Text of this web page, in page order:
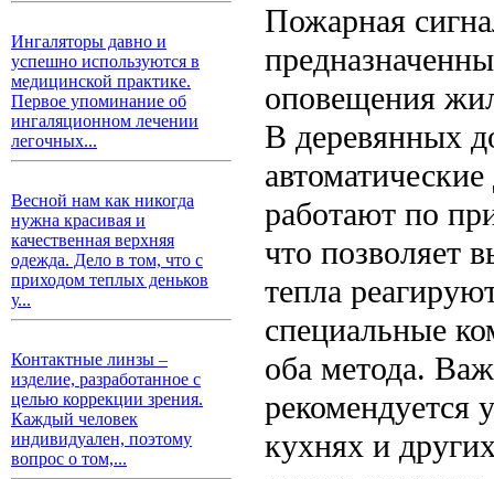
Ингаляторы давно и
успешно используются в
медицинской практике.
Первое упоминание об
ингаляционном лечении
легочных...
Весной нам как никогда
нужна красивая и
качественная верхняя
одежда. Дело в том, что с
приходом теплых деньков
у...
Контактные линзы –
изделие, разработанное с
целью коррекции зрения.
Каждый человек
индивидуален, поэтому
вопрос о том,...
Пожарная
оповещения
В деревянных
работают по
что позволяет
тепла
специальные
оба метода.
рекомендуется
кухнях и